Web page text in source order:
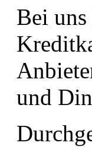
Bei
und